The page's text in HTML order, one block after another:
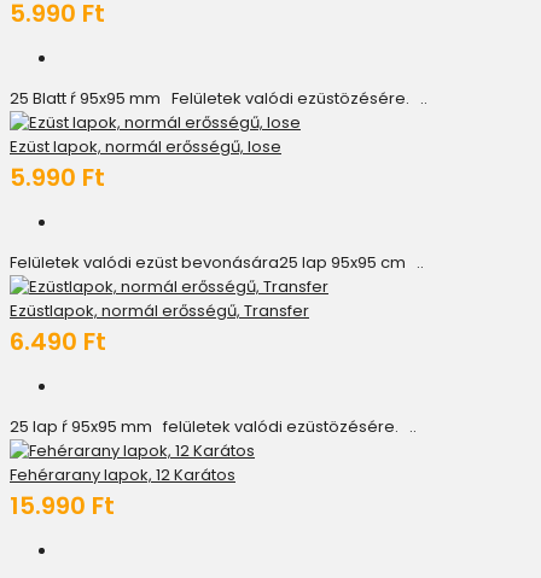
5.990 Ft
25 Blatt ŕ 95x95 mm Felületek valódi ezüstözésére. ..
Ezüst lapok, normál erősségű, lose
5.990 Ft
Felületek valódi ezüst bevonására25 lap 95x95 cm ..
Ezüstlapok, normál erősségű, Transfer
6.490 Ft
25 lap ŕ 95x95 mm felületek valódi ezüstözésére. ..
Fehérarany lapok, 12 Karátos
15.990 Ft